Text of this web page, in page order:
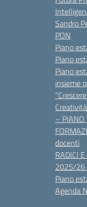
Sandro
PON
Piano
Piano
Piano
insieme
–
docenti
RADICI
2025/
Piano
Agenda